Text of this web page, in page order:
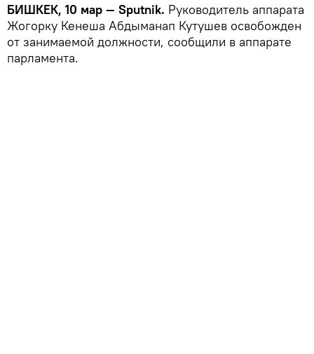
БИШКЕК, 10 мар — Sputnik. Руководитель аппарата
Жогорку Кенеша Абдыманап Кутушев освобожден
от занимаемой должности, сообщили в аппарате
парламента.